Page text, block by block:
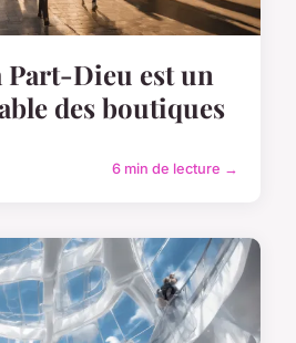
Dieu est un
des boutiques
6 min de lecture →